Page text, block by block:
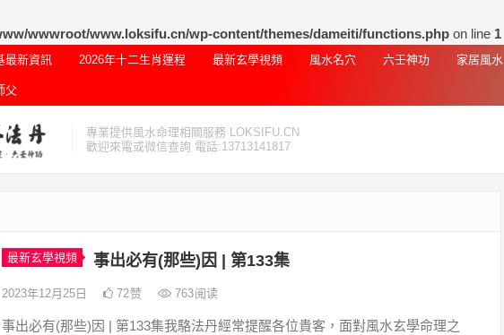
wwwroot/www.loksifu.cn/wp-content/themes/dameiti/functions.php on line 1
最新資訊 2026年十二生肖運程 最新玄學視頻 風水名穴 六壬神功 家居風水
父
專業提供風水命理相關服務 LOKSIFU.CN
歡迎來電或微信查詢 電話:13713141817
最新玄學視頻 事出必有(那些)因 | 第133集
2023年12月25日 72赞 763阅读
事出必有(那些)因 | 第133集我駱法丹經常提醒各位貴客，面對風水玄學命理之